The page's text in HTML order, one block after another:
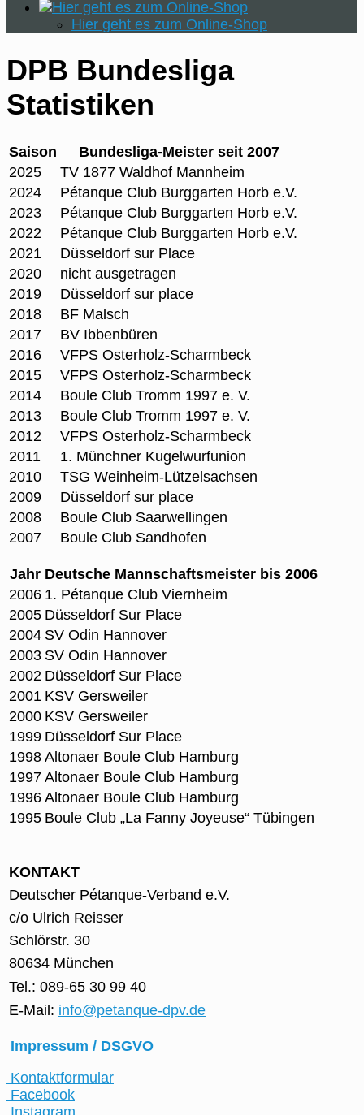
Hier geht es zum Online-Shop
DPB Bundesliga
Statistiken
Saison
Bundesliga-Meister seit 2007
2025
TV 1877 Waldhof Mannheim
2024
Pétanque Club Burggarten Horb e.V.
2023
Pétanque Club Burggarten Horb e.V.
2022
Pétanque Club Burggarten Horb e.V.
2021
Düsseldorf sur Place
2020
nicht ausgetragen
2019
Düsseldorf sur place
2018
BF Malsch
2017
BV Ibbenbüren
2016
VFPS Osterholz-Scharmbeck
2015
VFPS Osterholz-Scharmbeck
2014
Boule Club Tromm 1997 e. V.
2013
Boule Club Tromm 1997 e. V.
2012
VFPS Osterholz-Scharmbeck
2011
1. Münchner Kugelwurfunion
2010
TSG Weinheim-Lützelsachsen
2009
Düsseldorf sur place
2008
Boule Club Saarwellingen
2007
Boule Club Sandhofen
Jahr Deutsche Mannschaftsmeister bis 2006
2006 1. Pétanque Club Viernheim
2005 Düsseldorf Sur Place
2004 SV Odin Hannover
2003 SV Odin Hannover
2002 Düsseldorf Sur Place
2001 KSV Gersweiler
2000 KSV Gersweiler
1999 Düsseldorf Sur Place
1998 Altonaer Boule Club Hamburg
1997 Altonaer Boule Club Hamburg
1996 Altonaer Boule Club Hamburg
1995 Boule Club „La Fanny Joyeuse“ Tübingen
KONTAKT
Deutscher Pétanque-Verband e.V.
c/o Ulrich Reisser
Schlörstr. 30
80634 München
Tel.: 089-65 30 99 40
E-Mail: info@petanque-dpv.de
Impressum / DSGVO
Kontaktformular
Facebook